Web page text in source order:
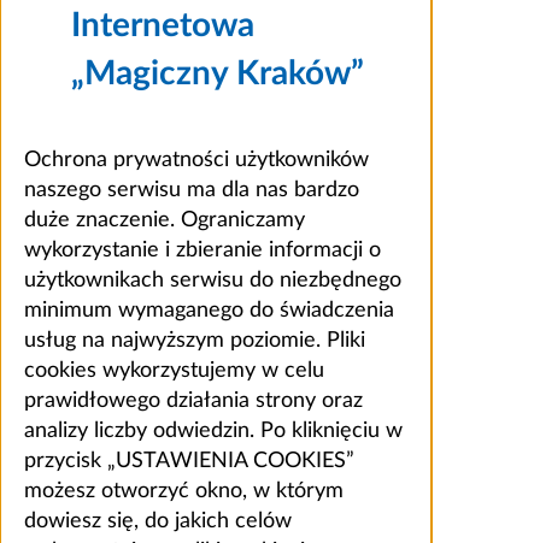
Internetowa
„Magiczny Kraków”
Ochrona prywatności użytkowników
naszego serwisu ma dla nas bardzo
duże znaczenie. Ograniczamy
wykorzystanie i zbieranie informacji o
użytkownikach serwisu do niezbędnego
minimum wymaganego do świadczenia
usług na najwyższym poziomie. Pliki
cookies wykorzystujemy w celu
prawidłowego działania strony oraz
analizy liczby odwiedzin. Po kliknięciu w
przycisk „USTAWIENIA COOKIES”
możesz otworzyć okno, w którym
dowiesz się, do jakich celów